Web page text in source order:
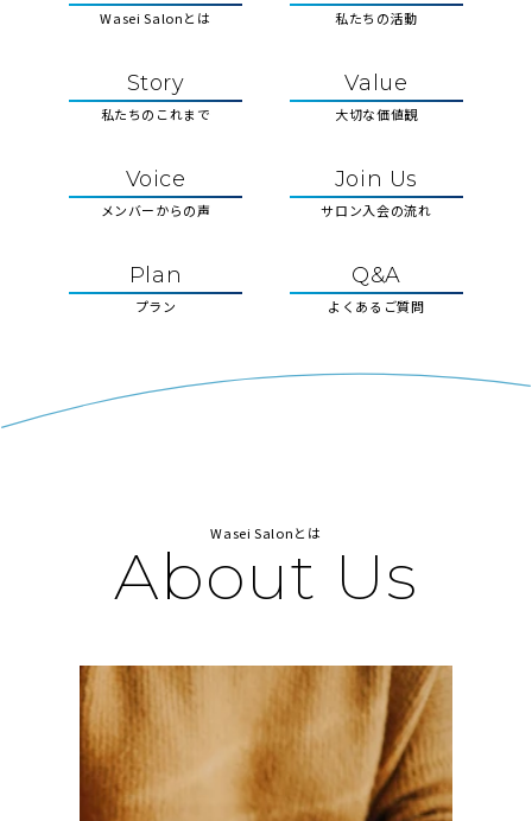
Wasei Salonとは 私たちの活動
Story
私たちのこれまで
Value
大切な価値観
Voice
メンバーからの声
Join Us
サロン入会の流れ
Plan
プラン
Q&A
よくあるご質問
Wasei Salonとは
About Us